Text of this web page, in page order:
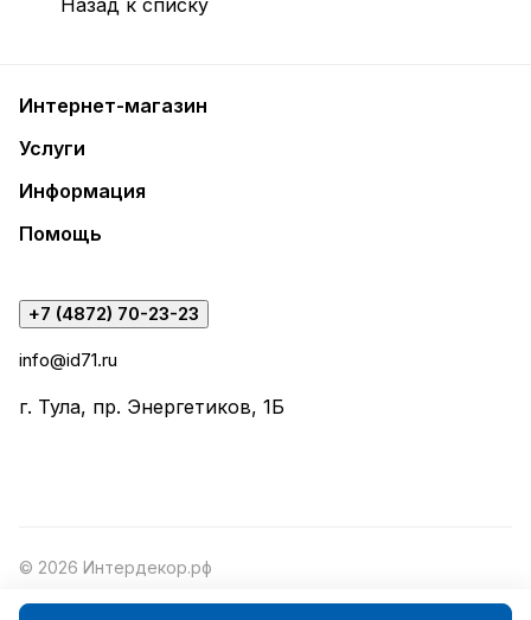
Интернет-магазин
Услуги
Информация
Помощь
+7 (4872) 70-23-23
info@id71.ru
г. Тула, пр. Энергетиков, 1Б
© 2026 Интердекор.рф